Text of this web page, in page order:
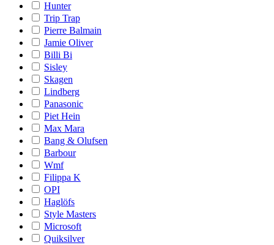
Hunter
Trip Trap
Pierre Balmain
Jamie Oliver
Billi Bi
Sisley
Skagen
Lindberg
Panasonic
Piet Hein
Max Mara
Bang & Olufsen
Barbour
Wmf
Filippa K
OPI
Haglöfs
Style Masters
Microsoft
Quiksilver